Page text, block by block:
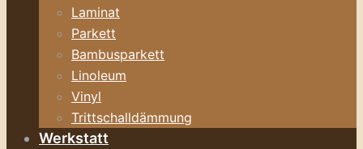
Laminat
Parkett
Bambusparkett
Linoleum
Vinyl
Trittschalldämmung
Werkstatt